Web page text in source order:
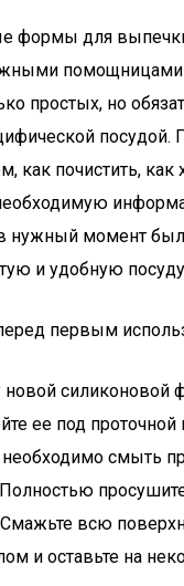
формы для
помощницами
простых, но
посудой.
как почистить,
в нужный момент
и удобную
первым
силиконовой
ее под
смыть
всю
и оставьте на